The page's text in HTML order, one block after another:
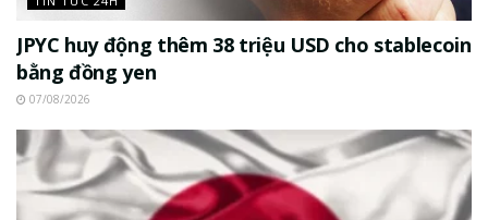
JPYC huy động thêm 38 triệu USD cho stablecoin
bằng đồng yen
07/08/2026